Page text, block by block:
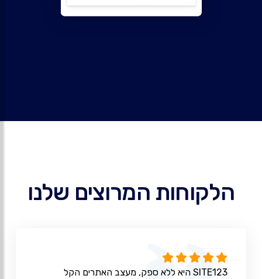
הלקוחות המרוצים שלנו
SITE123 היא ללא ספק, מעצב האתרים הקל